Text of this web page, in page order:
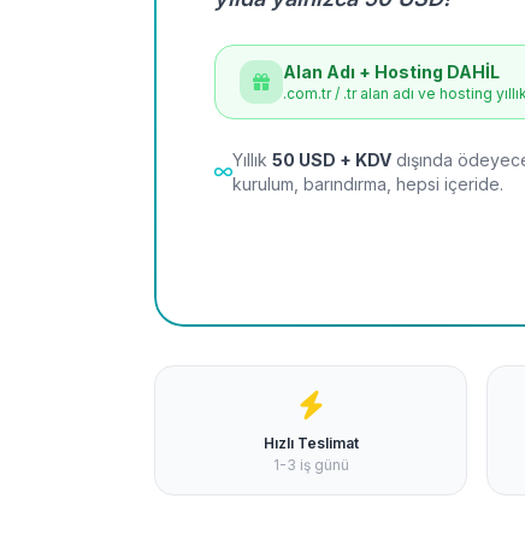
Alan Adı + Hosting DAHİL
.com.tr / .tr alan adı ve hosting
Yıllık 50 USD + KDV dışında
kurulum, barındırma, hepsi içeride.
Hızlı Teslimat
1-3 iş günü